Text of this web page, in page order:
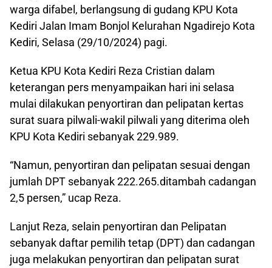
warga difabel, berlangsung di gudang KPU Kota
Kediri Jalan Imam Bonjol Kelurahan Ngadirejo Kota
Kediri, Selasa (29/10/2024) pagi.
Ketua KPU Kota Kediri Reza Cristian dalam
keterangan pers menyampaikan hari ini selasa
mulai dilakukan penyortiran dan pelipatan kertas
surat suara pilwali-wakil pilwali yang diterima oleh
KPU Kota Kediri sebanyak 229.989.
“Namun, penyortiran dan pelipatan sesuai dengan
jumlah DPT sebanyak 222.265.ditambah cadangan
2,5 persen,” ucap Reza.
Lanjut Reza, selain penyortiran dan Pelipatan
sebanyak daftar pemilih tetap (DPT) dan cadangan
juga melakukan penyortiran dan pelipatan surat